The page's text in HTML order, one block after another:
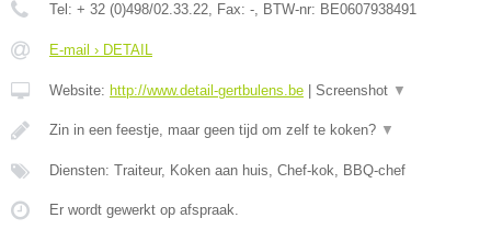
Tel: + 32 (0)498/02.33.22, Fax: -, BTW-nr: BE0607938491
E-mail › DETAIL
Website: http://www.detail-gertbulens.be Screenshot ▼
Zin in een feestje, maar geen tijd om zelf te koken? ▼
Diensten: Traiteur, Koken aan huis, Chef-kok, BBQ-chef
Er wordt gewerkt op afspraak.